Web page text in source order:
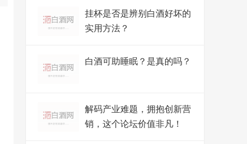
挂杯是否是辨别白酒好坏的
实用方法？
白酒可助睡眠？是真的吗？
解码产业难题，拥抱创新营
销，这个论坛价值非凡！